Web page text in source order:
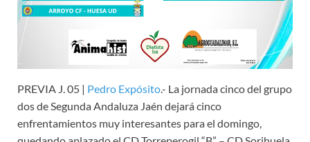
PREVIA J. 05 | Pedro Expósito.- La jornada cinco del grupo
dos de Segunda Andaluza Jaén dejará cinco
enfrentamientos muy interesantes para el domingo,